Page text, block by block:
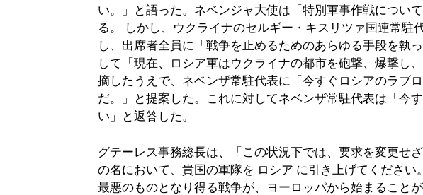
い。」と語った。ネベンジャ大使は「特別軍事作戦につい
る。 しかし、ウクライナのセルギー・キスリツァ国連常駐
し、出席者全員に「戦争を止めるためのあらゆる手段を執
して「現在、ロシア軍はウクライナの都市を砲撃、爆撃し
摘したうえで、ネベンザ常駐代表に「今すぐロシアのラブ
だ。」と提案した。これに対してネベンザ常駐代表は「今
い」と返答した。
グテーレス事務総長は、「この状況下では、要求を変更せ
の名において、貴国の軍隊を ロシア に引き上げてくださ
最悪のものとなり得る戦争が、ヨーロッパから始まること